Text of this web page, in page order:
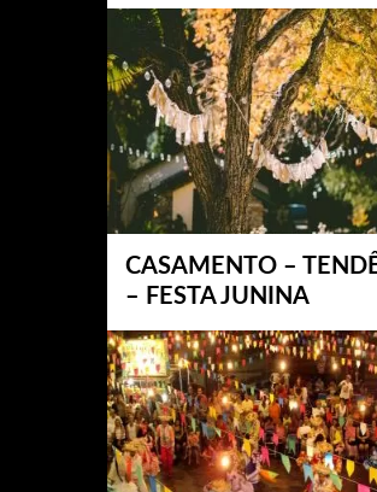
CASAMENTO –
– FESTA JUNINA